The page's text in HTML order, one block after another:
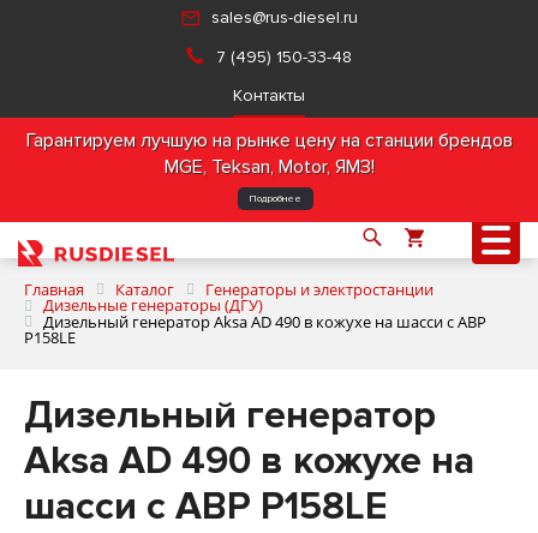
sales@rus-diesel.ru
7 (495) 150-33-48
Контакты
Гарантируем лучшую на рынке цену на станции брендов
MGE, Teksan, Motor, ЯМЗ!
Подробнее
Продукция
Главная Каталог Генераторы и электростанции
Дизельные генераторы (ДГУ)
Дизельный генератор Aksa AD 490 в кожухе на шасси с АВР
P158LE
Дизельный генератор
Aksa AD 490 в кожухе на
шасси с АВР P158LE